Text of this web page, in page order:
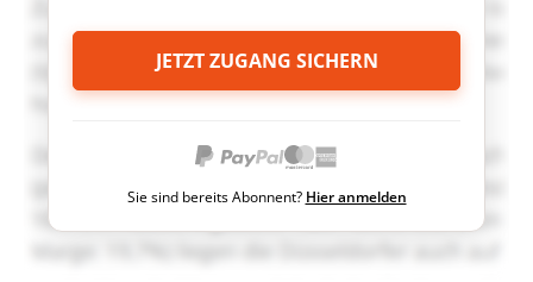
JETZT ZUGANG SICHERN
Sie sind bereits Abonnent? Hier anmelden